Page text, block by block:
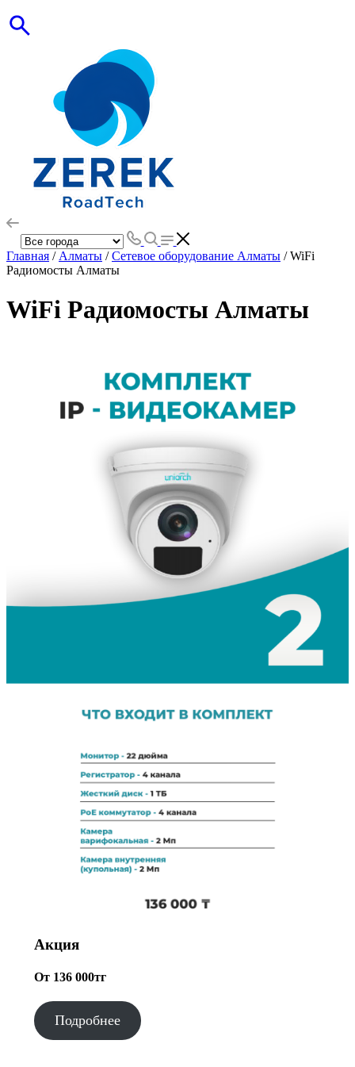
Главная / Алматы /Сетевое оборудование Алматы / WiFi
Радиомосты Алматы
WiFi Радиомосты Алматы
Акция
От 136 000тг
Подробнее